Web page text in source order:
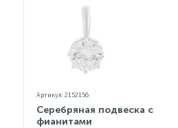
Артикул: 2152156
Серебряная подвеска с
фианитами